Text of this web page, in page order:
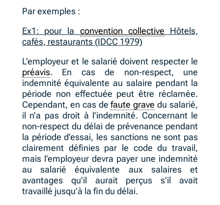
Par exemples :
Ex1: pour la convention collective Hôtels,
cafés, restaurants (IDCC 1979)
L’employeur et le salarié doivent respecter le
préavis. En cas de non-respect, une
indemnité équivalente au salaire pendant la
période non effectuée peut être réclamée.
Cependant, en cas defaute grave du salarié,
il n’a pas droit à l’indemnité. Concernant le
non-respect du délai de prévenance pendant
la période d’essai, les sanctions ne sont pas
clairement définies par le code du travail,
mais l’employeur devra payer une indemnité
au salarié équivalente aux salaires et
avantages qu’il aurait perçus s’il avait
travaillé jusqu’à la fin du délai.